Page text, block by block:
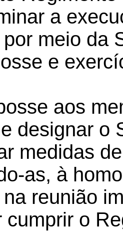
a
meio da
e
aos
designar o
medidas
as, à
reunião
cumprir o